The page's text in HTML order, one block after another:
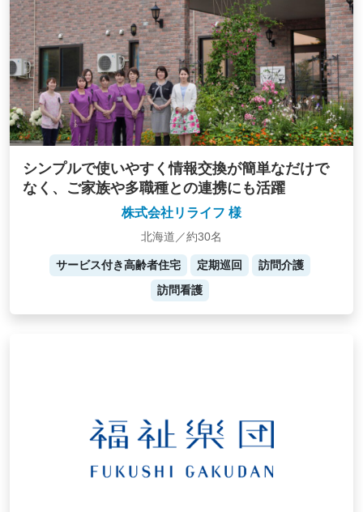
シンプルで使いやすく情報交換が簡単なだけで
なく、ご家族や多職種との連携にも活躍
株式会社リライフ 様
北海道／約30名
サービス付き高齢者住宅 定期巡回
訪問介護
訪問看護